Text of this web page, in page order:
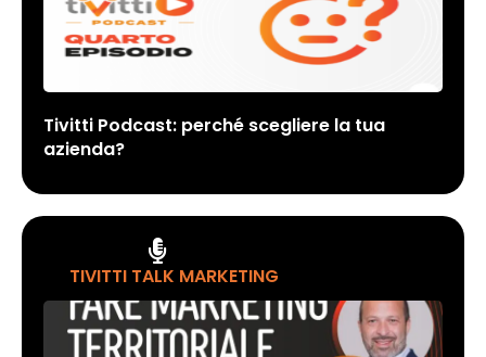
Tivitti Podcast: perché scegliere la tua
azienda?
TIVITTI TALK MARKETING